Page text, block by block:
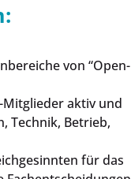
von “Open-
aktiv und
Technik, Betrieb,
für das